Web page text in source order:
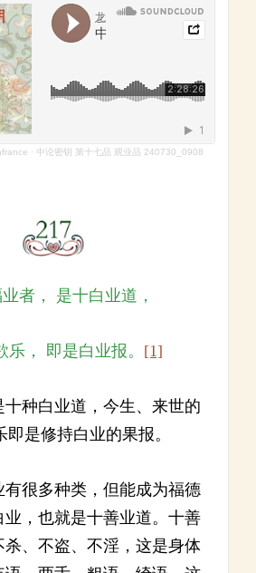
· 中论密钥 第十七品 观业品 240730_0908
者， 是十白业道，
乐， 即是白业报。 [1]
种白业道，今生、来世的
即是修持白业的果报。
很多种类，但能成为福德
业，也就是十善业道。十善
杀、不盗、不淫，这是身体